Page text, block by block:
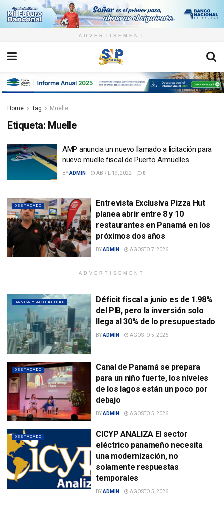
ADVERTISEMENT
Home Tag Muelle
Etiqueta: Muelle
AMP anuncia un nuevo llamado a licitación para
nuevo muelle fiscal de Puerto Armuelles
BYADMIN ABRIL 19, 2022 0
DESTACADO
Entrevista Exclusiva Pizza Hut
planea abrir entre 8 y 10
restaurantes en Panamá en los
próximos dos años
BYADMIN AGOSTO 7, 2026
ADVERTISEMENT
BANCA Y ACTUALIDAD
Déficit fiscal a junio es de 1.98%
del PIB, pero la inversión solo
llega al 30% de lo presupuestado
BYADMIN AGOSTO 5, 2026
DESTACADO
Canal de Panamá se prepara
para un niño fuerte, los niveles
de los lagos están un poco por
debajo
BYADMIN AGOSTO 5, 2026
DESTACADO
CICYP ANALIZA El sector
eléctrico panameño necesita
una modernización, no
solamente respuestas
temporales
BYADMIN AGOSTO 5, 2026